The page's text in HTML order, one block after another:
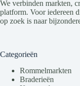
We verbinden markten,
platform. Voor iedereen
op zoek is naar
Categorieën
Rommelmarkten
Braderieën